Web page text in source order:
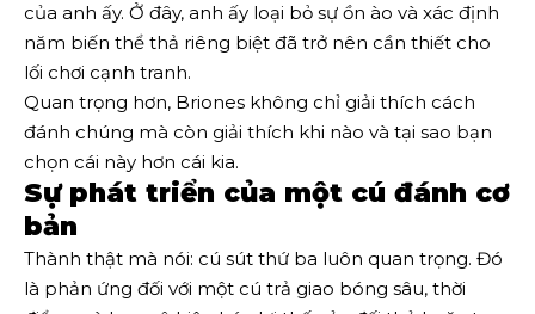
của anh ấy. Ở đây, anh ấy loại bỏ sự ồn ào và xác định
năm biến thể thả riêng biệt đã trở nên cần thiết cho
lối chơi cạnh tranh.
Quan trọng hơn, Briones không chỉ giải thích cách
đánh chúng mà còn giải thích khi nào và tại sao bạn
chọn cái này hơn cái kia.
Sự phát triển của một cú đánh cơ
bản
Thành thật mà nói: cú sút thứ ba luôn quan trọng. Đó
là phản ứng đối với một cú trả giao bóng sâu, thời